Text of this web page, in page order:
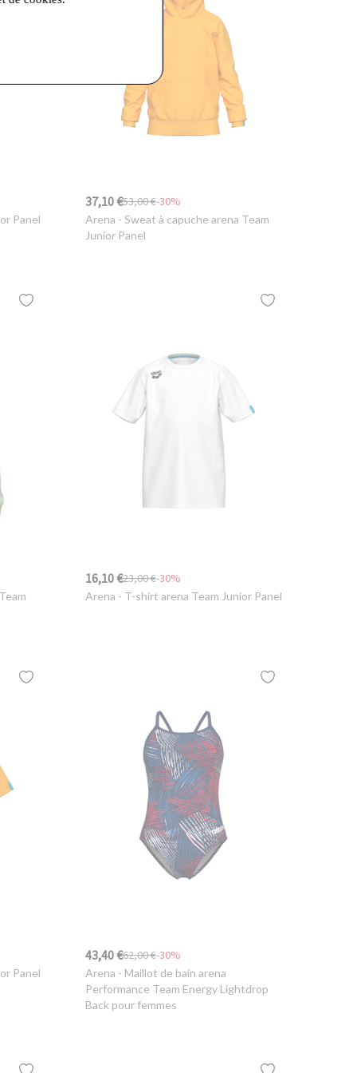
Panel
37,10 €53,00 €-30%
Arena - Sweat à capuche arena Team
Junior Panel
16,10 €23,00 €-30%
Arena - T-shirt arena Team Junior Panel
Panel
43,40 €62,00 €-30%
Arena - Maillot de bain arena
Performance Team Energy Lightdrop
Back pour femmes